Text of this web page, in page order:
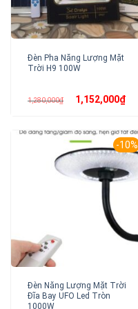
Đèn Pha Năng Lượng Mặt
Trời H9 100W
1,280,000₫ Giá
gốc1,152,000₫Giá
hiện
-10%
Đèn Năng Lượng Mặt Trời
Đĩa Bay UFO Led Tròn
1000W